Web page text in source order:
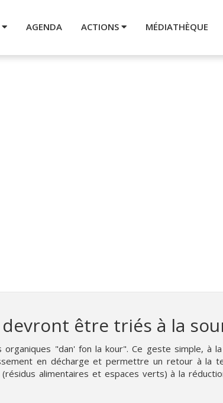
AGENDA ACTIONS MÉDIATHÈQUE
être triés à la
organiques "dan' fon la kour". Ce geste simple,
en décharge et permettre un retour à la
alimentaires et espaces verts) à la